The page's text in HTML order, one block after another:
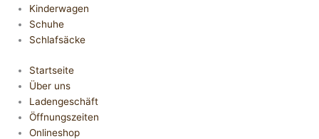
Kinderwagen
Schuhe
Schlafsäcke
Startseite
Über uns
Ladengeschäft
Öffnungszeiten
Onlineshop